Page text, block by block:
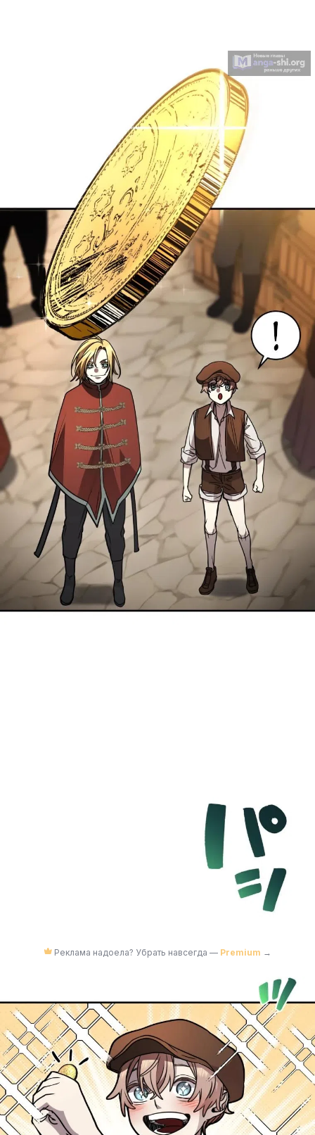
Реклама надоела? Убрать навсегда — Premium →